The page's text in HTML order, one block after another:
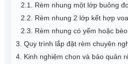
2.1. Rèm nhung một lớp buông
2.2. Rèm nhung 2 lớp kết hợp
2.3. Rèm nhung có yếm hoặc
3. Quy trình lắp đặt rèm chuyên
4. Kinh nghiệm chọn và bảo quản